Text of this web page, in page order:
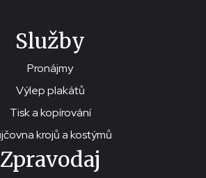
Služby
Pronájmy
Výlep plakátů
Tisk a kopírování
krojů a kostýmů
Zpravodaj